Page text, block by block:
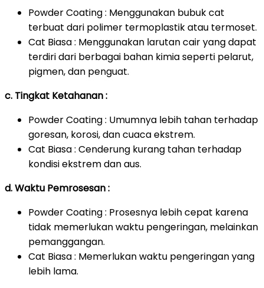
Powder Coating : Menggunakan bubuk cat
terbuat dari polimer termoplastik atau termoset.
Cat Biasa : Menggunakan larutan cair yang dapat
terdiri dari berbagai bahan kimia seperti pelarut,
pigmen, dan penguat.
c. Tingkat Ketahanan :
Powder Coating : Umumnya lebih tahan terhadap
goresan, korosi, dan cuaca ekstrem.
Cat Biasa : Cenderung kurang tahan terhadap
kondisi ekstrem dan aus.
d. Waktu Pemrosesan :
Powder Coating : Prosesnya lebih cepat karena
tidak memerlukan waktu pengeringan, melainkan
pemanggangan.
Cat Biasa : Memerlukan waktu pengeringan yang
lebih lama.